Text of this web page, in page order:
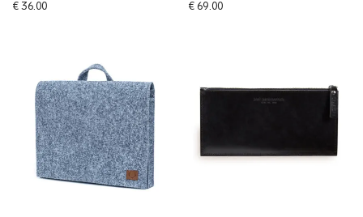
€ 36.00 € 69.00